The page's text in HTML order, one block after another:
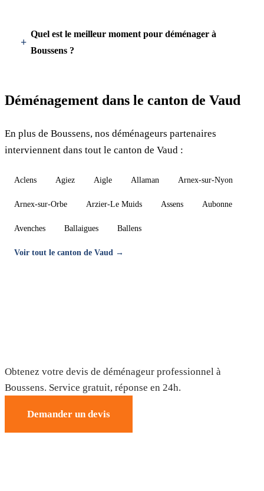
Quel est le meilleur moment pour déménager à
Boussens ?
Déménagement dans le canton de Vaud
En plus de Boussens, nos déménageurs partenaires
interviennent dans tout le canton de Vaud :
Aclens Agiez Aigle Allaman Arnex-sur-Nyon
Arnex-sur-Orbe Arzier-Le Muids Assens Aubonne
Avenches Ballaigues Ballens
Voir tout le canton de Vaud →
Obtenez votre devis de déménageur professionnel à
Boussens. Service gratuit, réponse en 24h.
Demander un devis